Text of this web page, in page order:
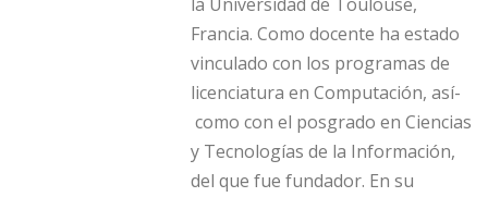
la Universidad de Toulouse,
Francia. Como docente ha estado
vinculado con los programas de
licenciatura en Computación, así­
como con el posgrado en Ciencias
y Tecnologí­as de la Información,
del que fue fundador. En su